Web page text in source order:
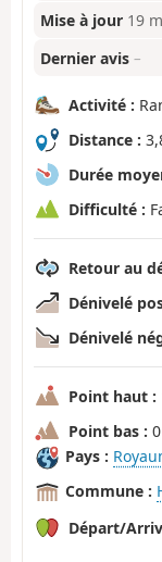
Mise à jour 19
Dernier avis –
Activité :
Distance :
Durée
Difficulté :
Retour au
Dénivelé
Dénivelé
Point haut :
Point bas :
Pays :
Commune :
Départ/